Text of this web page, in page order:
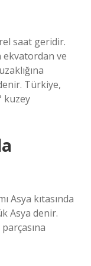
saat geridir.
ekvatordan ve
Türkiye,
kuzey
Asya kıtasında
Asya denir.